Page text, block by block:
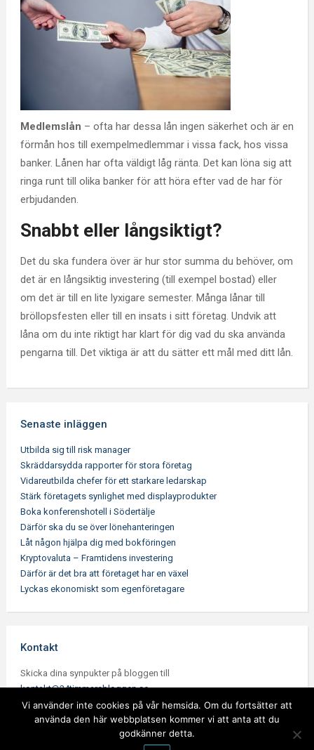
Medlemslån – ofta har dessa lån ingen säkerhet och är en
förmån hos till exempelmedlemmar i vissa fack, hos vissa
banker. Lånen har ofta väldigt låg ränta. Det kan löna sig att
ringa runt till olika banker för att höra efter vad de har för
erbjudanden.
Snabbt eller långsiktigt?
Det du ska fundera över är hur stor summa du behöver, om
det är en långsiktig investering (till exempel bostad) eller
om det är till en lite lyxigare semester. Många lånar till
bröllopsfesten eller till en insats i sitt företag. Undvik att
låna om du inte riktigt har klart för dig vad du ska använda
pengarna till. Det viktiga är att du sätter ett mål med ditt lån.
Senaste inläggen
Utbilda sig till risk manager
Skräddarsydda rapporter för stora företag
Vidareutbilda chefer för ett starkare ledarskap
Stärk företagets synlighet med displayprodukter
Boka konferenshotell i Södertälje
Därför ska du se över lönehanteringen
Låt någon hjälpa dig med bokföringen
Kryptovaluta – Framtidens investering
Därför är det bra att företaget har en växel
Lyckas ekonomiskt som egenföretagare
Kontakt
Skicka dina synpukter på bloggen till
kontakt@24timmarsbloggen.se.
Vi använder inte cookies på vår hemsida. Om du fortsätter att
använda den här webbplatsen kommer vi att anta att du
godkänner detta.